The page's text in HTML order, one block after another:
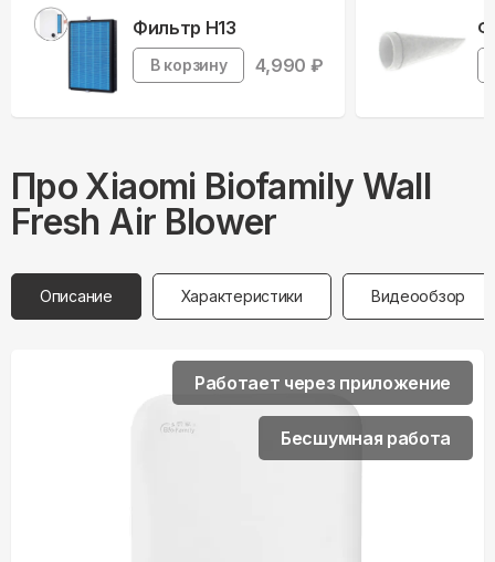
Фильтр H13
В корзину 4,990 ₽
Про Xiaomi Biofamily Wall
Fresh Air Blower
Описание Характеристики Видеообзор
Работает через приложение
Бесшумная работа